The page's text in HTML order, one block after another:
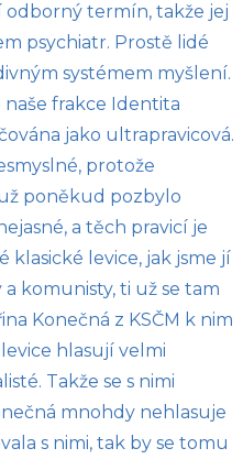
odborný termín, takže jej
psychiatr. Prostě lidé
systémem myšlení.
naše frakce Identita
jako ultrapravicová.
protože
poněkud pozbylo
a těch pravicí je
levice, jak jsme jí
komunisty, ti už se tam
Konečná z KSČM k nim
hlasují velmi
Takže se s nimi
mnohdy nehlasuje
s nimi, tak by se tomu